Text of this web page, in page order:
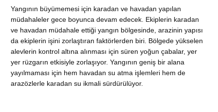
Yangının büyümemesi için karadan ve havadan yapılan
müdahaleler gece boyunca devam edecek. Ekiplerin karadan
ve havadan müdahale ettiği yangın bölgesinde, arazinin yapısı
da ekiplerin işini zorlaştıran faktörlerden biri. Bölgede yükselen
alevlerin kontrol altına alınması için süren yoğun çabalar, yer
yer rüzgarın etkisiyle zorlaşıyor. Yangının geniş bir alana
yayılmaması için hem havadan su atma işlemleri hem de
arazözlerle karadan su ikmali sürdürülüyor.